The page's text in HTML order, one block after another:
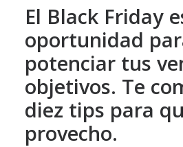
El Black Friday
oportunidad
potenciar tus
objetivos. Te
diez tips para
provecho.